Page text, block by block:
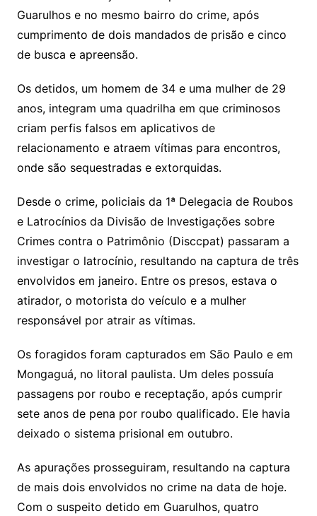
Guarulhos e no mesmo bairro do crime, após
cumprimento de dois mandados de prisão e cinco
de busca e apreensão.
Os detidos, um homem de 34 e uma mulher de 29
anos, integram uma quadrilha em que criminosos
criam perfis falsos em aplicativos de
relacionamento e atraem vítimas para encontros,
onde são sequestradas e extorquidas.
Desde o crime, policiais da 1ª Delegacia de Roubos
e Latrocínios da Divisão de Investigações sobre
Crimes contra o Patrimônio (Disccpat) passaram a
investigar o latrocínio, resultando na captura de três
envolvidos em janeiro. Entre os presos, estava o
atirador, o motorista do veículo e a mulher
responsável por atrair as vítimas.
Os foragidos foram capturados em São Paulo e em
Mongaguá, no litoral paulista. Um deles possuía
passagens por roubo e receptação, após cumprir
sete anos de pena por roubo qualificado. Ele havia
deixado o sistema prisional em outubro.
As apurações prosseguiram, resultando na captura
de mais dois envolvidos no crime na data de hoje.
Com o suspeito detido em Guarulhos, quatro